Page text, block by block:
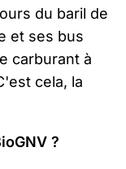
du baril de
et ses bus
carburant à
cela, la
?